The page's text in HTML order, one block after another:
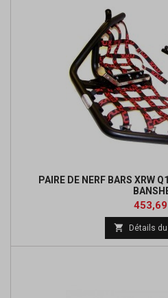
PAIRE DE NERF BARS XRW
Prix
 Détails